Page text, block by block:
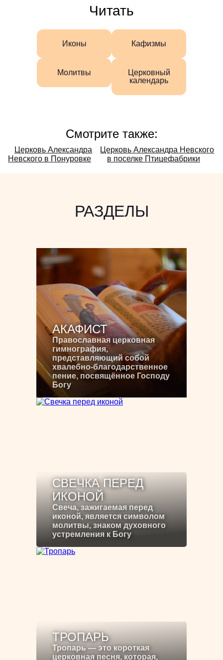
Читать
Иконы Кафизмы
Молитвы
Церковный
календарь
Смотрите также:
Смотрите
также:
Церковь Александра
Невского в Понуровке
Церковь Александра Невского
в поселке Птицефабрики
РАЗДЕЛЫ
АКАФИСТ
Православная церковная
гимнография,
представляющий собой
хвалебно-благодарственное
пение, посвящённое Господу
Богу
СВЕЧКА ПЕРЕД
ИКОНОЙ
Свеча, зажигаемая перед
иконой, является символом
молитвы, знаком духовного
устремления к Богу
ТРОПАРЬ
Тропарь — это короткая
церковная песня, которая,